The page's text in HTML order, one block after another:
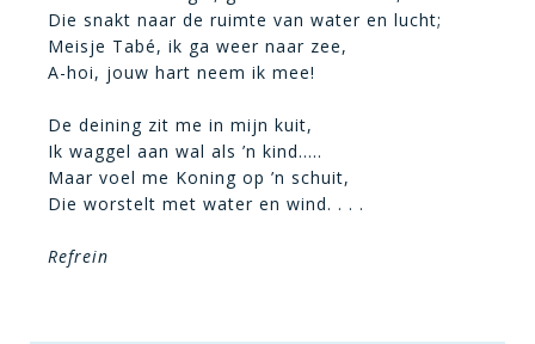
Die snakt naar de ruimte van water en lucht;
Meisje Tabé, ik ga weer naar zee,
A-hoi, jouw hart neem ik mee!
De deining zit me in mijn kuit,
Ik waggel aan wal als ’n kind…..
Maar voel me Koning op ’n schuit,
Die worstelt met water en wind. . . .
Refrein